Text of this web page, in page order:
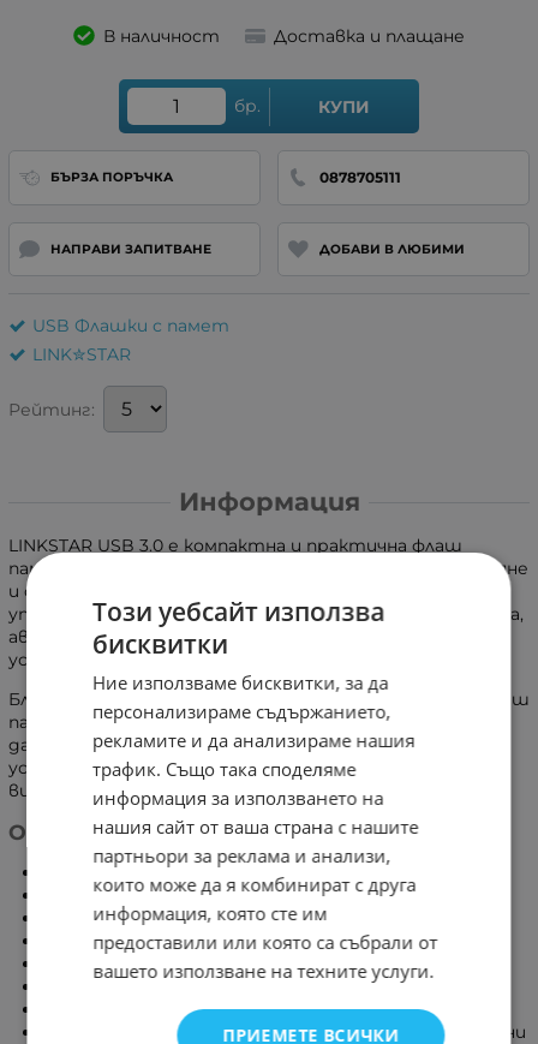
В наличност Доставка и плащане
бр. КУПИ
БЪРЗА ПОРЪЧКА 0878705111
НАПРАВИ ЗАПИТВАНЕ ДОБАВИ В ЛЮБИМИ
USB Флашки с памет
LINK✮STAR
Рейтинг:
Информация
LINKSTAR USB 3.0 е компактна и практична флаш
памет, предназначена за бързо съхранение, прехвърляне
и споделяне на файлове. Подходяща е за ежедневна
употреба с компютри, лаптопи, Smart TV устройства,
автомобилни мултимедии и други съвместими
устройства с USB порт.
Благодарение на интерфейса
USB 3.0 SuperSpeed
, флаш
паметта осигурява значително по-бърз трансфер на
данни в сравнение със стандартните USB 2.0
устройства. Подходяща е за прехвърляне на снимки,
видеоклипове, музика, документи и други файлове.
Основни характеристики
Интерфейс:
USB 3.0 SuperSpeed
Високоскоростен трансфер на данни
Скорост на четене:до 150 MB/s
Plug & Play – не изисква допълнителен софтуер
Компактен и лек дизайн
Лесна за пренасяне и ежедневна употреба
Съвместима с различни устройства и операционни
Този уебсайт използва
бисквитки
Ние използваме бисквитки, за да
персонализираме съдържанието,
рекламите и да анализираме нашия
трафик. Също така споделяме
информация за използването на
нашия сайт от ваша страна с нашите
партньори за реклама и анализи,
които може да я комбинират с друга
информация, която сте им
предоставили или която са събрали от
вашето използване на техните услуги.
ПРИЕМЕТЕ ВСИЧКИ